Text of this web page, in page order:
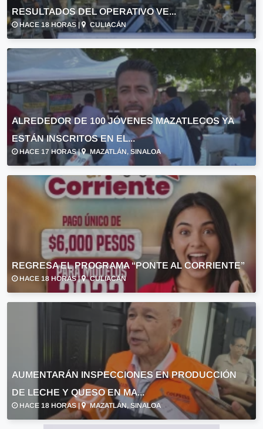
RESULTADOS DEL OPERATIVO VE...
HACE 18 HORAS | CULIACÁN
ALREDEDOR DE 100 JÓVENES MAZATLECOS YA
ESTÁN INSCRITOS EN EL...
HACE 17 HORAS | MAZATLÁN, SINALOA
REGRESA EL PROGRAMA “PONTE AL CORRIENTE”
HACE 18 HORAS | CULIACÁN
AUMENTARÁN INSPECCIONES EN PRODUCCIÓN
DE LECHE Y QUESO EN MA...
HACE 18 HORAS | MAZATLÁN, SINALOA